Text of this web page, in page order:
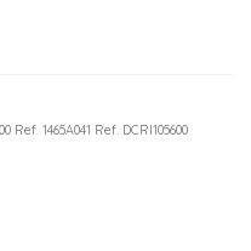
Ref. 1465A041 Ref. DCRI105600